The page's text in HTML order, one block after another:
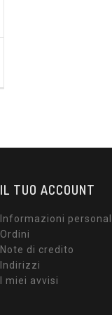
IL TUO ACCOUNT
Informazioni
Ordini
Note di credito
Indirizzi
I miei avvisi